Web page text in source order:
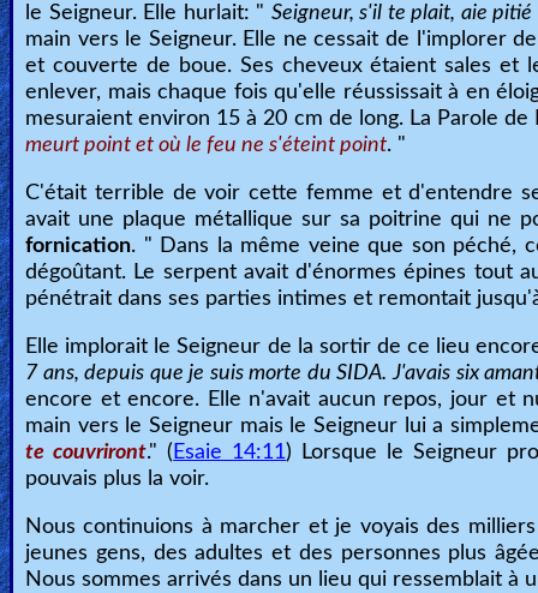
le Seigneur. Elle hurlait: " Seigneur, s'il te plait, aie
main vers le Seigneur. Elle ne cessait de l'implorer
et couverte de boue. Ses cheveux étaient sales et
enlever, mais chaque fois qu'elle réussissait à en
mesuraient environ 15 à 20 cm de long. La Parole
meurt point et où le feu ne s'éteint point. "
C'était terrible de voir cette femme et d'entendre
avait une plaque métallique sur sa poitrine qui ne
fornication. " Dans la même veine que son péché,
dégoûtant. Le serpent avait d'énormes épines tout
pénétrait dans ses parties intimes et remontait
Elle implorait le Seigneur de la sortir de ce lieu
7 ans, depuis que je suis morte du SIDA. J'avais six
encore et encore. Elle n'avait aucun repos, jour et
main vers le Seigneur mais le Seigneur lui a
te couvriront." ( Esaie 14:11) Lorsque le Seigneur
pouvais plus la voir.
Nous continuions à marcher et je voyais des
jeunes gens, des adultes et des personnes plus
Nous sommes arrivés dans un lieu qui ressemblait à